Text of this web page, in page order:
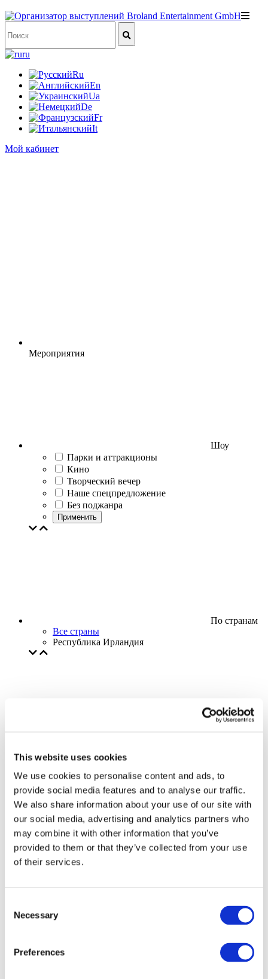
This website uses cookies
We use cookies to personalise content and ads, to
provide social media features and to analyse our traffic.
We also share information about your use of our site with
our social media, advertising and analytics partners who
may combine it with other information that you’ve
provided to them or that they’ve collected from your use
of their services.
Selection
Necessary
Preferences
ru
Ru
En
Ua
De
Fr
It
Мой кабинет
Мероприятия
Шоу
Парки и аттракционы
Кино
Творческий вечер
Наше спецпредложение
Без поджанра
Применить
По странам
Все страны
Республика Ирландия